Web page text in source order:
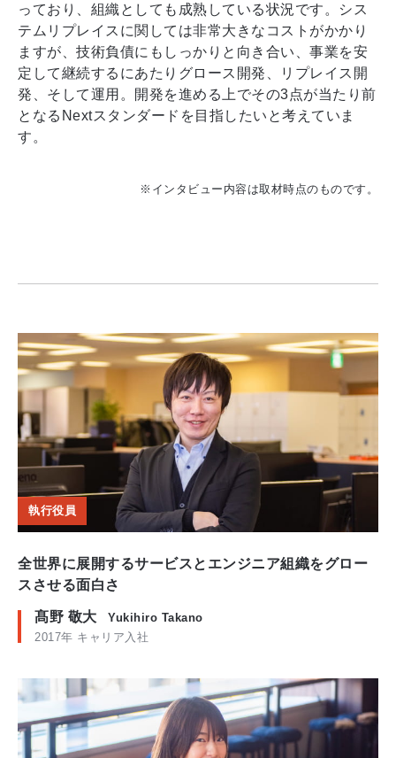
っており、組織としても成熟している状況です。シス
テムリプレイスに関しては非常大きなコストがかかり
ますが、技術負債にもしっかりと向き合い、事業を安
定して継続するにあたりグロース開発、リプレイス開
発、そして運用。開発を進める上でその3点が当たり前
となるNextスタンダードを目指したいと考えていま
す。
※インタビュー内容は取材時点のものです。
執行役員
全世界に展開するサービスとエンジニア組織をグロー
スさせる面白さ
髙野 敬大
Yukihiro Takano
2017年 キャリア入社